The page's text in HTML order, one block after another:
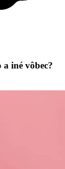
iné vôbec?